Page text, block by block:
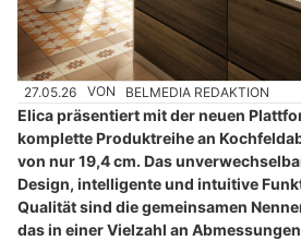
27.05.26 VON BELMEDIA REDAKTION
Elica präsentiert mit der neuen
komplette Produktreihe an
von nur 19,4 cm. Das
Design, intelligente und intuitive
Qualität sind die gemeinsamen
das in einer Vielzahl an